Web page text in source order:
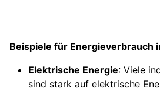
Beispiele für Energieverbrauch
Elektrische Energie: Viele
sind stark auf elektrische